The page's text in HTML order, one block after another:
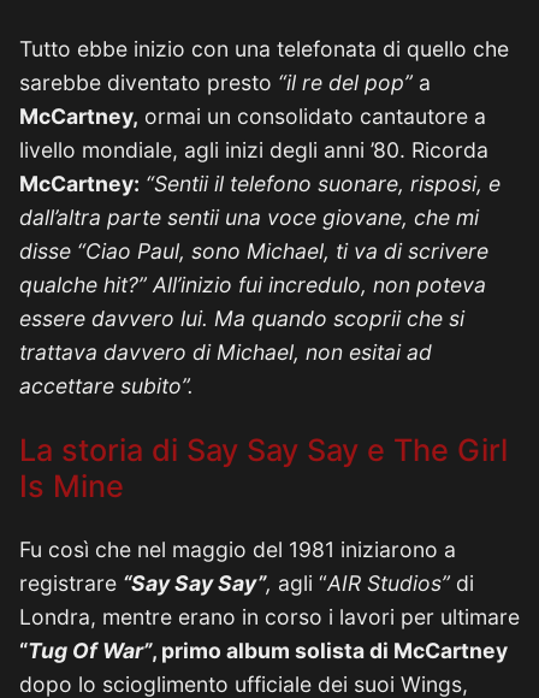
Tutto ebbe inizio con una telefonata di quello che
sarebbe diventato presto “il re del pop” a
McCartney, ormai un consolidato cantautore a
livello mondiale, agli inizi degli anni ’80. Ricorda
McCartney: “Sentii il telefono suonare, risposi, e
dall’altra parte sentii una voce giovane, che mi
disse “Ciao Paul, sono Michael, ti va di scrivere
qualche hit?” All’inizio fui incredulo, non poteva
essere davvero lui. Ma quando scoprii che si
trattava davvero di Michael, non esitai ad
accettare subito”.
La storia di Say Say Say e The Girl
Is Mine
Fu così che nel maggio del 1981 iniziarono a
registrare “Say Say Say”, agli “AIR Studios” di
Londra, mentre erano in corso i lavori per ultimare
“Tug Of War”, primo album solista di McCartney
dopo lo scioglimento ufficiale dei suoi Wings,